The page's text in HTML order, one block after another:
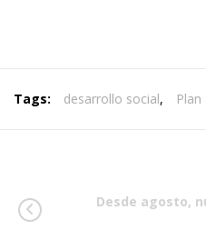
Tags: desarrollo social, Plan
Desde agosto,